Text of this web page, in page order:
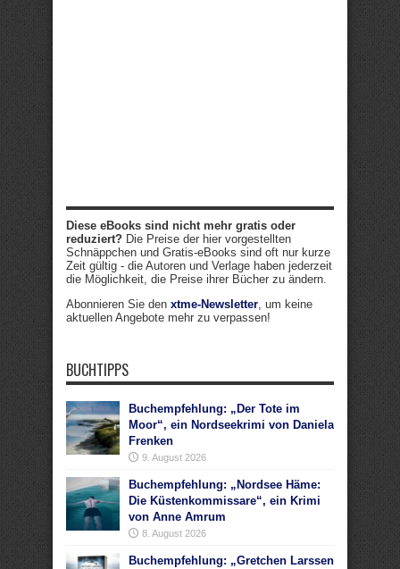
Diese eBooks sind nicht mehr gratis oder
reduziert? Die Preise der hier vorgestellten
Schnäppchen und Gratis-eBooks sind oft nur kurze
Zeit gültig - die Autoren und Verlage haben jederzeit
die Möglichkeit, die Preise ihrer Bücher zu ändern.
Abonnieren Sie den xtme-Newsletter, um keine
aktuellen Angebote mehr zu verpassen!
BUCHTIPPS
Buchempfehlung: „Der Tote im
Moor“, ein Nordseekrimi von Daniela
Frenken
9. August 2026
Buchempfehlung: „Nordsee Häme:
Die Küstenkommissare“, ein Krimi
von Anne Amrum
8. August 2026
Buchempfehlung: „Gretchen Larssen